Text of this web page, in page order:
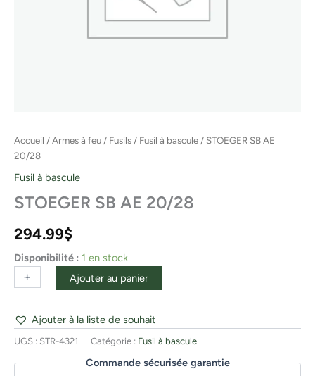
Accueil /Armes à feu / Fusils / Fusil à bascule / STOEGER SB AE
20/28
Fusil à bascule
STOEGER SB AE 20/28
294.99$
Disponibilité : 1 en stock
-
+ Ajouter au panier
Ajouter à la liste de souhait
UGS : STR-4321 Catégorie : Fusil à bascule
Commande sécurisée garantie